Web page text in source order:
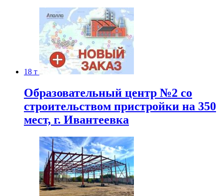
18 т
Образовательный центр №2 со
строительством пристройки на 350
мест, г. Ивантеевка